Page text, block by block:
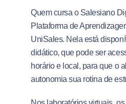
Quem cursa o Salesiano
Plataforma de
UniSales. Nela está
didático, que pode ser
horário e local, para que o
autonomia sua rotina de